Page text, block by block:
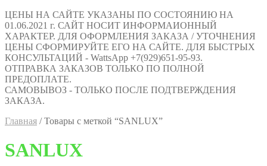
ЦЕНЫ НА САЙТЕ УКАЗАНЫ ПО СОСТОЯНИЮ НА
01.06.2021 г. САЙТ НОСИТ ИНФОРМАИОННЫЙ
ХАРАКТЕР. ДЛЯ ОФОРМЛЕНИЯ ЗАКАЗА / УТОЧНЕНИЯ
ЦЕНЫ СФОРМИРУЙТЕ ЕГО НА САЙТЕ. ДЛЯ БЫСТРЫХ
КОНСУЛЬТАЦИЙ - WattsApp +7(929)651-95-93.
ОТПРАВКА ЗАКАЗОВ ТОЛЬКО ПО ПОЛНОЙ
ПРЕДОПЛАТЕ.
САМОВЫВОЗ - ТОЛЬКО ПОСЛЕ ПОДТВЕРЖДЕНИЯ
ЗАКАЗА.
Главная /Товары с меткой “SANLUX”
SANLUX